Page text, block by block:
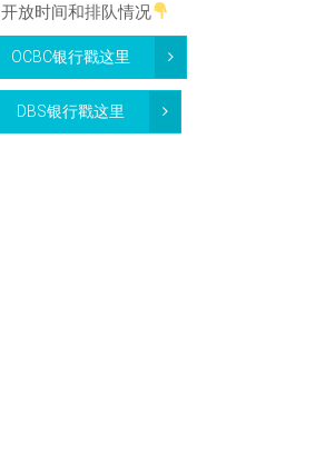
开放时间和排队情况
OCBC银行戳这里
DBS银行戳这里